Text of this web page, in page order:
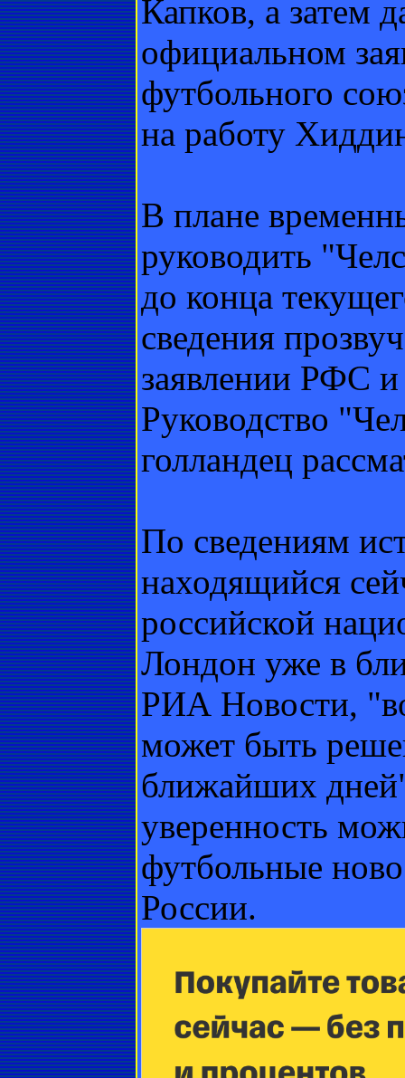
Капков, а затем
официальном
футбольного
на работу
В плане
руководить
до конца
сведения
заявлении РФС и
Руководство
голландец
По сведениям
находящийся
российской
Лондон уже в
РИА Новости,
может быть
ближайших
уверенность
футбольные
России.